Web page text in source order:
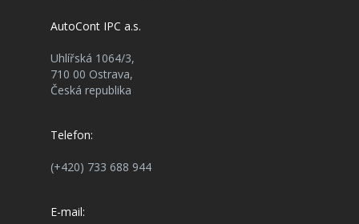
AutoCont IPC a.s.
Uhlířská 1064/3,
710 00 Ostrava,
Česká republika
Telefon:
(+420) 733 688 944
E-mail: